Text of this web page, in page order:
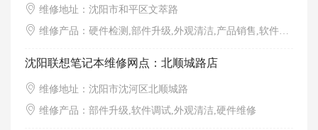
维修地址：沈阳市和平区文萃路
维修产品：硬件检测,部件升级,外观清洁,产品销售,软件调试,硬件维修,增值服务
沈阳联想笔记本维修网点：北顺城路店
维修地址：沈阳市沈河区北顺城路
维修产品：部件升级,软件调试,外观清洁,硬件维修